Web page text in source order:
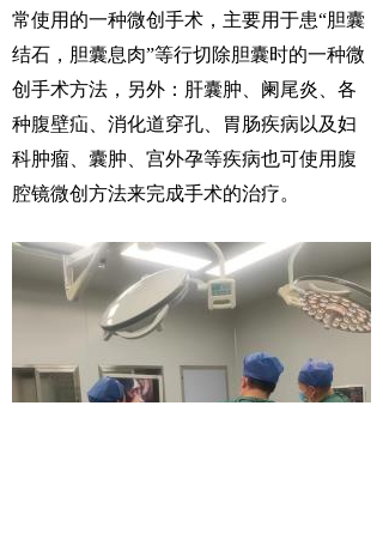
常使用的一种微创手术，主要用于患“胆囊
结石，胆囊息肉”等行切除胆囊时的一种微
创手术方法，另外：肝囊肿、阑尾炎、各
种腹壁疝、消化道穿孔、胃肠疾病以及妇
科肿瘤、囊肿、宫外孕等疾病也可使用腹
腔镜微创方法来完成手术的治疗。